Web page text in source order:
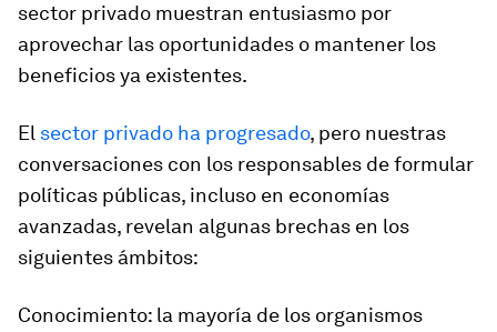
sector privado muestran entusiasmo por
aprovechar las oportunidades o mantener los
beneficios ya existentes.
El sector privado ha progresado, pero nuestras
conversaciones con los responsables de formular
políticas públicas, incluso en economías
avanzadas, revelan algunas brechas en los
siguientes ámbitos:
Conocimiento: la mayoría de los organismos